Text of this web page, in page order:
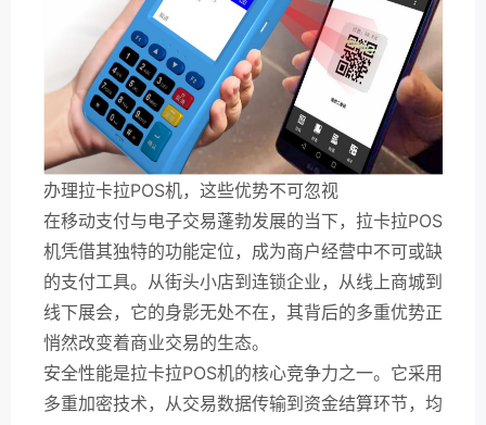
办理拉卡拉POS机，这些优势不可忽视
在移动支付与电子交易蓬勃发展的当下，拉卡拉POS
机凭借其独特的功能定位，成为商户经营中不可或缺
的支付工具。从街头小店到连锁企业，从线上商城到
线下展会，它的身影无处不在，其背后的多重优势正
悄然改变着商业交易的生态。
安全性能是拉卡拉POS机的核心竞争力之一。它采用
多重加密技术，从交易数据传输到资金结算环节，均